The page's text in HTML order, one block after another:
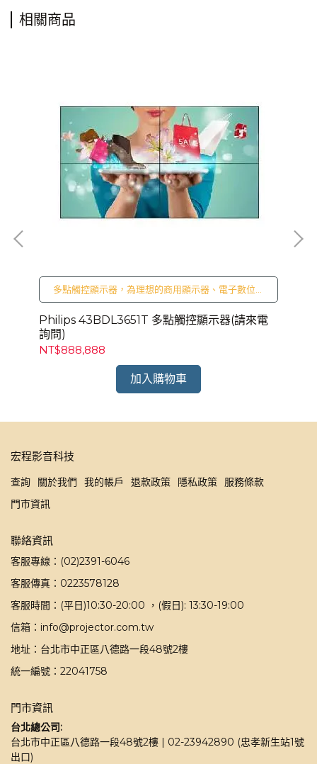
相關商品
多點觸控顯示器，為理想的商用顯示器、電子數位廣
告解決方案選擇。適用於展覽中心、櫥窗展示、接待
大廳等商用數位空間
Philips 43BDL3651T 多點觸控顯示器(請來電
詢問)
NT$888,888
加入購物車
宏程影音科技
查詢 關於我們 我的帳戶 退款政策 隱私政策
服務條款
門市資訊
聯絡資訊
客服專線：(02)2391-6046
客服傳真：0223578128
客服時間：(平日)10:30-20:00 ，(假日): 13:30-19:00
信箱：info@projector.com.tw
地址：台北市中正區八德路一段48號2樓
統一編號：22041758
門市資訊
台北總公司:
台北市中正區八德路一段48號2樓 | 02-23942890 (忠孝新生站1號
出口)